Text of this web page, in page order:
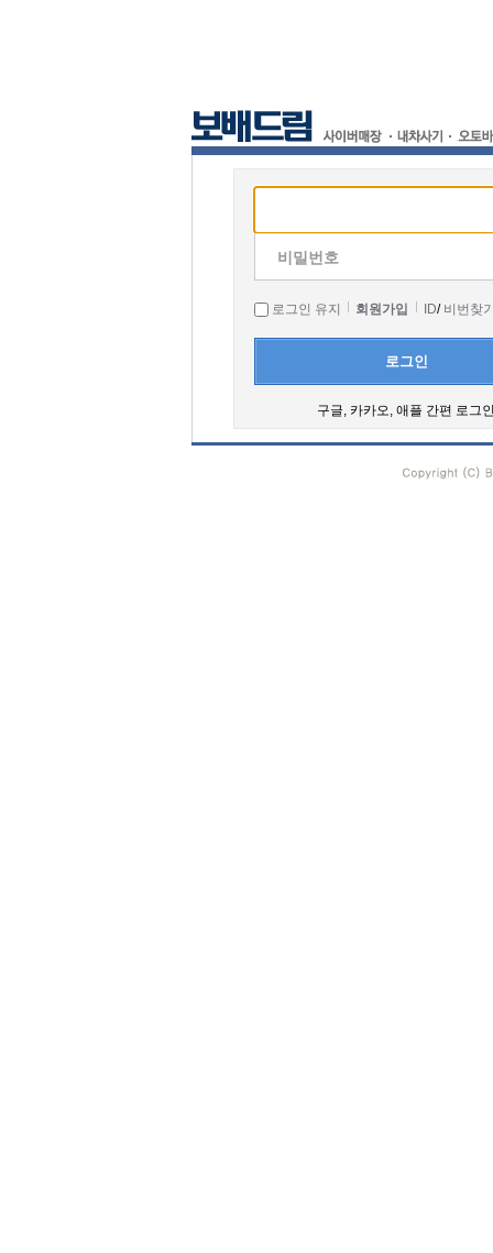
비밀번호
로그인 유지 회원가입 ID/ 비번찾
로그인
구글, 카카오, 애플 간편 로그